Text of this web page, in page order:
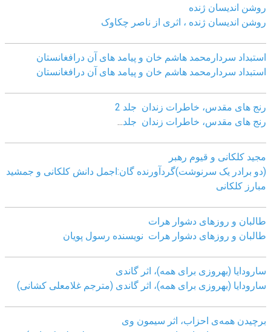
روشن اندیسان ژنده
روشن اندیسان ژنده ، اثری از ناصر چکاوک
استبداد سردارمحمد هاشم خان و پیامد های آن درافغانستان
استبداد سردارمحمد هاشم خان و پیامد های آن درافغانستان
رنج های مقدس، خاطرات زندان جلد 2
رنج های مقدس، خاطرات زندان جلد
مجید کلکانی و قیوم رهبر
(دو برادر یک سرنوشت)گردآورنده گان:اجمل دانش کلکانی و جمشید
مبارز کلکانی
طالبان و روزهای دشوار هرات
طالبان و روزهای دشوار هرات نویسنده رسول پویان
سارودایا (بهروزی برای همه)، اثر گاندی
سارودایا (بهروزی برای همه)، اثر گاندی (مترجم غلامعلی کشانی)
برچیدن همه‌ی احزاب، اثر سیمون وی